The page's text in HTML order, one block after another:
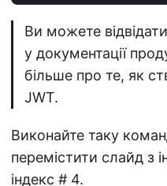
Ви можете
у документації
більше про те, як
JWT.
Виконайте таку
перемістити слайд з
індекс # 4.